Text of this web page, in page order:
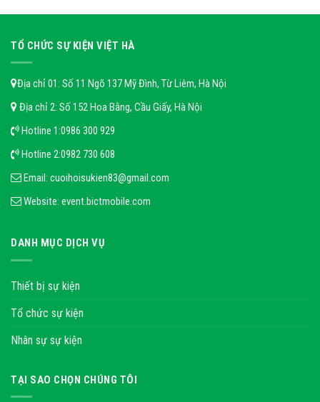
TỔ CHỨC SỰ KIỆN VIỆT HÀ
Địa chỉ 01: Số 11 Ngõ 137 Mỹ Đình, Từ Liêm, Hà Nội
Địa chỉ 2: Số 152 Hoa Bằng, Cầu Giấy, Hà Nội
Hotline 1:0986 300 929
Hotline 2:0982 730 608
Email: cuoihoisukien83@gmail.com
Website: event.bictmobile.com
DANH MỤC DỊCH VỤ
Thiết bị sự kiện
Tổ chức sự kiện
Nhân sự sự kiện
TẠI SAO CHỌN CHÚNG TÔI